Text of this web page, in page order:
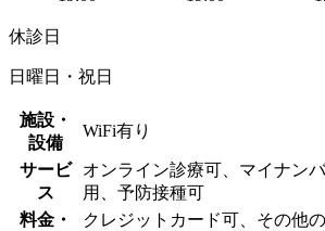
休診日
日曜日・祝日
施設・
設備
WiFi有り
サービ
ス
オンライン診療可、マイナン
用、予防接種可
料金・
クレジットカード可、その他